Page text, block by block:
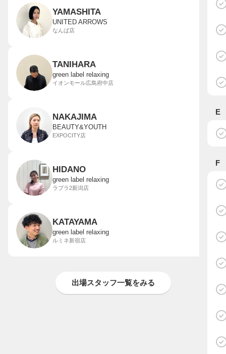
E
F
YAMASHITA
UNITED ARROWS
なんば店
TANIHARA
green label relaxing
イオンモール広島府中店
NAKAJIMA
BEAUTY&YOUTH
EXPOCITY店
HIDANO
green label relaxing
ラブラ2新潟店
KATAYAMA
green label relaxing
ルミネ新宿店
出場スタッフ一覧をみる